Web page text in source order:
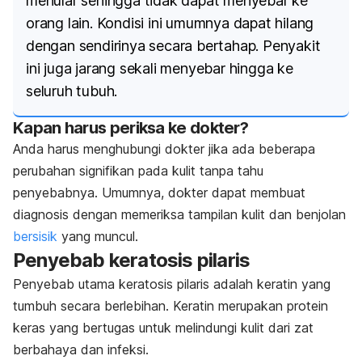
orang lain. Kondisi ini umumnya dapat hilang
dengan sendirinya secara bertahap. Penyakit
ini juga jarang sekali menyebar hingga ke
seluruh tubuh.
Kapan harus periksa ke dokter?
Anda harus menghubungi dokter jika ada beberapa
perubahan signifikan pada kulit tanpa tahu
penyebabnya. Umumnya, dokter dapat membuat
diagnosis dengan memeriksa tampilan kulit dan benjolan
bersisik yang muncul.
Penyebab keratosis pilaris
Penyebab utama keratosis pilaris adalah keratin yang
tumbuh secara berlebihan. Keratin merupakan protein
keras yang bertugas untuk melindungi kulit dari zat
berbahaya dan infeksi.